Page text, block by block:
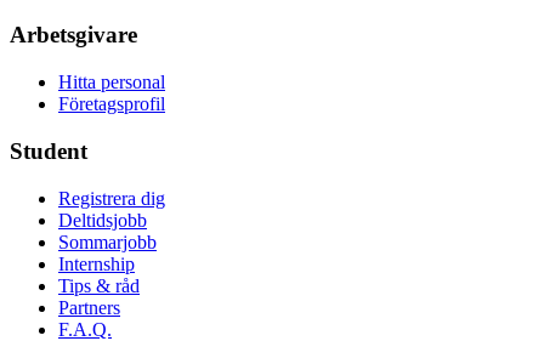
Arbetsgivare
Hitta personal
Företagsprofil
Student
Registrera dig
Deltidsjobb
Sommarjobb
Internship
Tips & råd
Partners
F.A.Q.